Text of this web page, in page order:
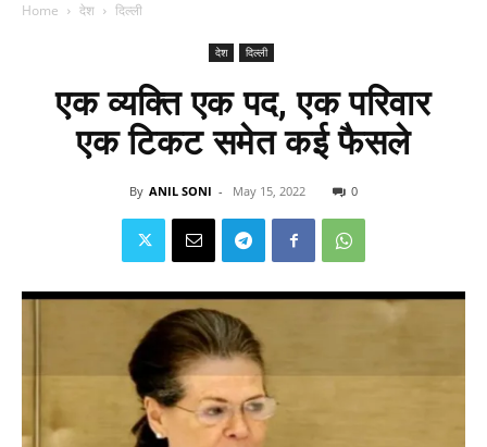
Home देश दिल्ली
देश दिल्ली
एक व्यक्ति एक पद, एक परिवार
एक टिकट समेत कई फैसले
By ANIL SONI - May 15, 2022 0